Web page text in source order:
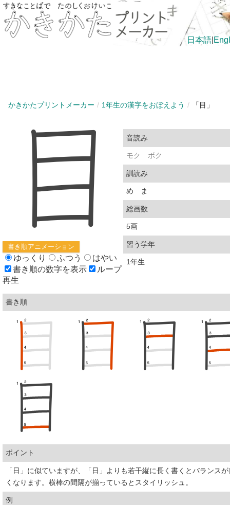
日本語
かきかたプリントメーカー 1年生の漢字をおぼえよう 「目」
書き順アニメーション
ゆっくり ふつう
はやい
書き順の数字を表示
ループ
再生
音読み
モク ボク
訓読み
め ま
総画数
5画
習う学年
1年生
書き順
ポイント
「日」に似ていますが、「日」よりも若干縦に長く書くとバランスが
くなります。横棒の間隔が揃っているとスタイリッシュ。
例